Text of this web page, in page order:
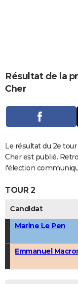
CARTE DE VOEUX
Carte de Noël
Carte Bonne année
Carte Saint-Valentin
Carte Pâques
Carte d'anniversaire
DICTIONNAIRE
Dictionnaire
Biographies
Expressions
Proverbes
PROGRAMME TV
S'inscrire
Se connecter
Lycées
Collèges
Primaires
Universités
Entreprises
Service militaire
Avis de recherche
AVIS DE DÉCÈS
Bricolage
Lifestyle
Culture
Sport
Auto
Television
Voyage
Cinema
Résultat de la
Cher
Le résultat du 2e
Cher est publié.
l'élection
TOUR 2
Candidat
Marine Le Pen
Emmanuel